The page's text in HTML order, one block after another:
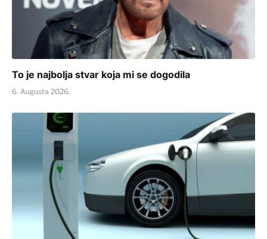
To je najbolja stvar koja mi se dogodila
6. Augusta 2026.